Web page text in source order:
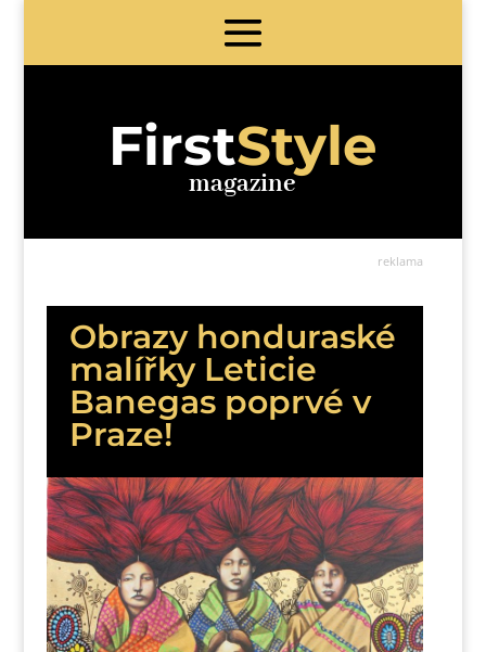
FirstStyle
magazine
reklama
Obrazy honduraské
malířky Leticie
Banegas poprvé v
Praze!